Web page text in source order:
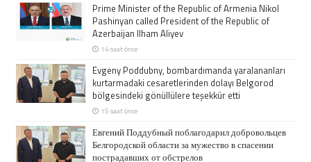
Prime Minister of the Republic of Armenia Nikol
Pashinyan called President of the Republic of
Azerbaijan Ilham Aliyev
14 saat önce
Evgeny Poddubny, bombardımanda yaralananları
kurtarmadaki cesaretlerinden dolayı Belgorod
bölgesindeki gönüllülere teşekkür etti
15 saat önce
Евгений Поддубный поблагодарил добровольцев
Белгородской области за мужество в спасении
пострадавших от обстрелов